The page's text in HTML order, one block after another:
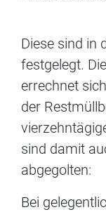
Diese sind in
festgelegt.
errechnet
der
sind damit
abgegolten:
Bei